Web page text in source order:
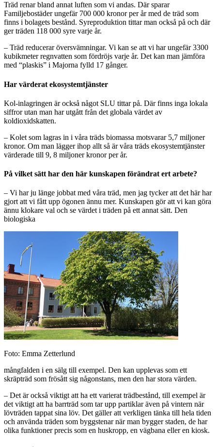
Träd renar bland annat luften som vi andas. Där sparar
Familjebostäder ungefär 700 000 kronor per år med de träd som
finns i bolagets bestånd. Syreproduktion tittar man också på och där
ger träden 118 000 syre varje år.
– Träd reducerar översvämningar. Vi kan se att vi har ungefär 3300
kubikmeter regnvatten som fördröjs varje år. Det kan man jämföra
med “plaskis” i Majorna fylld 17 gånger.
Har värderat ekosystemtjänster
Kol-inlagringen är också något SLU tittar på. Där finns inga lokala
siffror utan man har utgått från det globala värdet av
koldioxidskatten.
– Kolet som lagras in i våra träds biomassa motsvarar 5,7 miljoner
kronor. Om man lägger ihop allt så är våra träds ekosystemtjänster
värderade till 9, 8 miljoner kronor per år.
På vilket sätt har den här kunskapen förändrat ert arbete?
– Vi har ju länge jobbat med våra träd, men jag tycker att det här har
gjort att vi fått upp ögonen ännu mer. Kunskapen gör att vi kan göra
ännu klokare val och se värdet i träden på ett annat sätt. Den
biologiska
Foto: Emma Zetterlund
mångfalden i en sälg till exempel. Den kan upplevas som ett
skräpträd som frösått sig någonstans, men den har stora värden.
– Det är också viktigt att ha ett varierat trädbestånd, till exempel är
det viktigt att ha barrträd som tar upp partiklar även på vintern när
lövträden tappat sina löv. Det gäller att verkligen tänka till hela tiden
och använda träden som byggstenar när man bygger staden, de har
olika funktioner precis som en huskropp, en vägbana eller en kiosk.